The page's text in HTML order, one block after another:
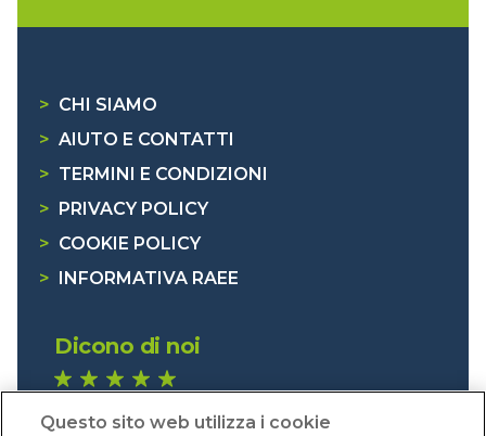
> CHI SIAMO
> AIUTO E CONTATTI
> TERMINI E CONDIZIONI
>
PRIVACY POLICY
> COOKIE POLICY
>
INFORMATIVA RAEE
Dicono di noi
Eccellente (4,8)
Questo sito web utilizza i cookie